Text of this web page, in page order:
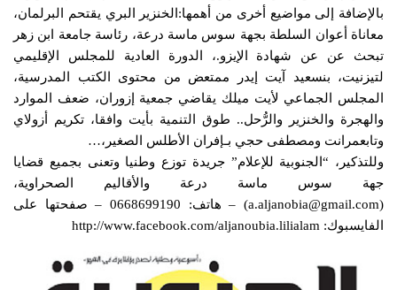
بالإضافة إلى مواضيع أخرى من أهمها:الخنزير البري يقتحم البرلمان،
معاناة أعوان السلطة بجهة سوس ماسة درعة، رئاسة جامعة ابن زهر
تبحث عن عن شهادة الإيزو.، الدورة العادية للمجلس الإقليمي
لتيزنيت، بنسعيد آيت إيدر ممتعض من محتوى الكتب المدرسية،
المجلس الجماعي لأيت ميلك يقاضي جمعية إزوران، ضعف الموارد
والهجرة والخنزير والرُّحل.. طوق التنمية بأيت وافقا، تكريم أزولاي
وتابعمرانت ومصطفى حجي بـإفران الأطلس الصغير،…
وللتذكير، “الجنوبية للإعلام” جريدة توزع وطنيا وتعنى بجميع قضايا
جهة سوس ماسة درعة والأقاليم الصحراوية،
(a.aljanobia@gmail.com) – هاتف: 0668699190 – صفحتها على
الفايسبوك: http://www.facebook.com/aljanoubia.lilialam